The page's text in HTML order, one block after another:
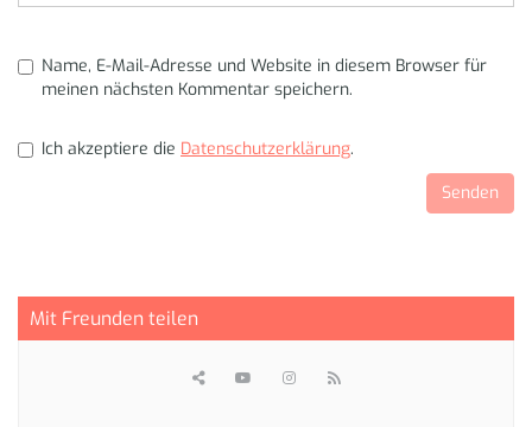
Name, E-Mail-Adresse und Website in diesem Browser für
meinen nächsten Kommentar speichern.
Ich akzeptiere die Datenschutzerklärung.
Mit Freunden teilen